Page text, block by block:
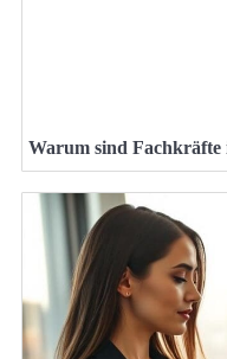
Warum sind Fachkräfte